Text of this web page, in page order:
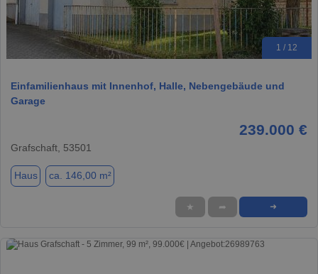
1 / 12
Einfamilienhaus mit Innenhof, Halle, Nebengebäude und
Garage
239.000 €
Grafschaft, 53501
Haus ca. 146,00 m²
★ ➦ ➜